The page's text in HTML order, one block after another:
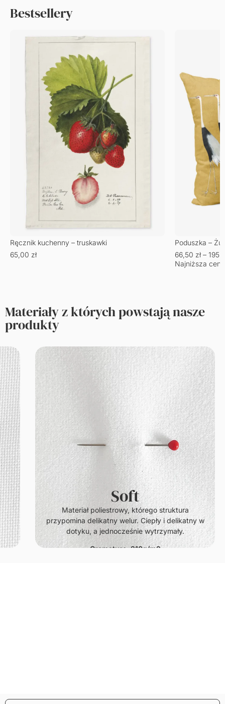
Bestsellery
Ręcznik kuchenny – truskawki
65,00 zł
Poduszka –
66,50 zł –
Najniższa
Materiały z których powstają nasze
produkty
Soft
Materiał poliestrowy, którego struktura
przypomina delikatny welur. Ciepły i delikatny w
dotyku, a jednocześnie wytrzymały.
Gramatura: 210g/m2